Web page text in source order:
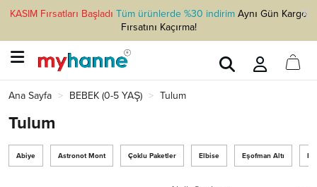
KASIM Fırsatları Başladı Tüm ürünlerde %30 indirimAynı Gün Kargo
Fırsatını Kaçırma!
Ana Sayfa BEBEK (0-5 YAŞ) Tulum
Tulum
Abiye Astronot Mont Çoklu Paketler Elbise Eşofman Altı